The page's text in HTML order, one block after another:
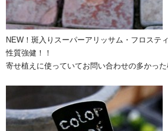
NEW！斑入りスーパーアリッサム・フロステ
性質強健！！
寄せ植えに使っていてお問い合わせの多かった